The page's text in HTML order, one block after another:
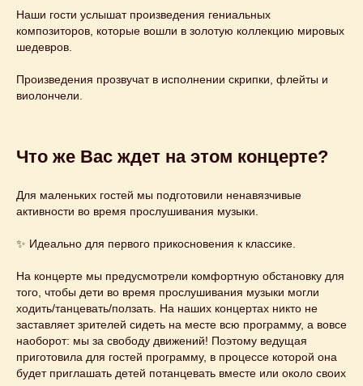
Наши гости услышат произведения гениальных
композиторов, которые вошли в золотую коллекцию мировых
шедевров.
Произведения прозвучат в исполнении скрипки, флейты и
виолончели.
Что же Вас ждет на этом концерте?
Для маленьких гостей мы подготовили ненавязчивые
активности во время прослушивания музыки.
✨ Идеально для первого прикосновения к классике.
На концерте мы предусмотрели комфортную обстановку для
того, чтобы дети во время прослушивания музыки могли
ходить/танцевать/ползать. На наших концертах никто не
заставляет зрителей сидеть на месте всю программу, а вовсе
наоборот: мы за свободу движений! Поэтому ведущая
приготовила для гостей программу, в процессе которой она
будет приглашать детей потанцевать вместе или около своих
концерты
вы можете
заказатьна свой
праздник
Узнайте подробнее